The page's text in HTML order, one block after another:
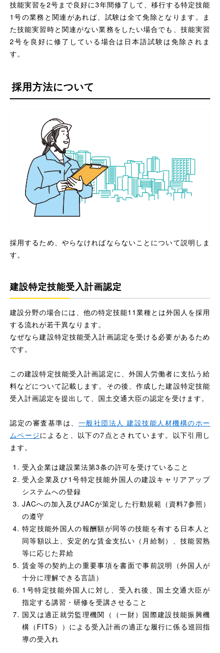
技能実習を2号まで良好に3年間修了して、移行する特定技能
1号の業務と関連があれば、試験は全て免除となります。ま
た技能実習時と関連がない業務をしたい場合でも、技能実習
2号を良好に修了している場合は日本語試験は免除されま
す。
採用方法について
採用するため、やらなければならないことについて説明しま
す。
建設特定技能受入計画認定
建設分野の場合には、他の特定技能11業種とは外国人を採用
する流れが若干異なります。
なぜなら建設特定技能受入計画認定を受ける必要があるため
です。
この建設特定技能受入計画認定に、外国人労働者に支払う給
料などについて記載します。その後、作成した建設特定技能
受入計画認定を提出して、国土交通大臣の認定を受けます。
認定の審査基準は、 一般社団法人 建設技能人材機構のホー
ムページによると、以下の7点とされています。以下引用し
ます。
受入企業は建設業法第3条の許可を受けていること
受入企業及び1号特定技能外国人の建設キャリアアップ
システムへの登録
JACへの加入及びJACが策定した行動規範（資料7参照）
の遵守
特定技能外国人の報酬額が同等の技能を有する日本人と
同等額以上、安定的な賃金支払い（月給制）、技能習熟
等に応じた昇給
賃金等の契約上の重要事項を書面で事前説明（外国人が
十分に理解できる言語）
1号特定技能外国人に対し、受入れ後、国土交通大臣が
指定する講習・研修を受講させること
国又は適正就労監理機関（（一財）国際建設技能振興機
構（FITS））による受入計画の適正な履行に係る巡回指
導の受入れ